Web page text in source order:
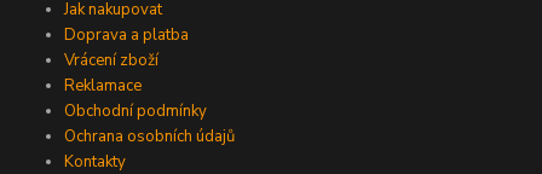
Jak nakupovat
Doprava a platba
Vrácení zboží
Reklamace
Obchodní podmínky
Ochrana osobních údajů
Kontakty